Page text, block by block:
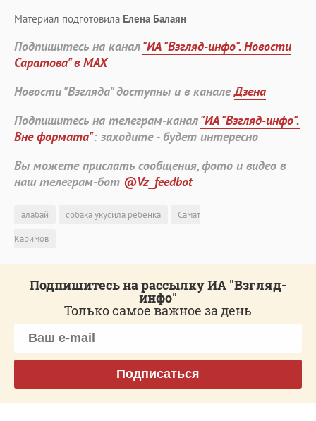
Материал подготовила Елена Балаян
Подпишитесь на канал"ИА "Взгляд-инфо". Новости
Саратова" в MAX
Новости "Взгляда" доступны и в каналеДзена
Подпишитесь на телеграм-канал"ИА "Взгляд-инфо".
Вне формата": заходите - будет интересно
Вы можете прислать сообщения, фото и видео в
наш телеграм-бот @Vz_feedbot
алабай собака укусила ребенка
Самат
Каримов
Подпишитесь на рассылку ИА "Взгляд-
инфо"
Только самое важное за день
Подписаться